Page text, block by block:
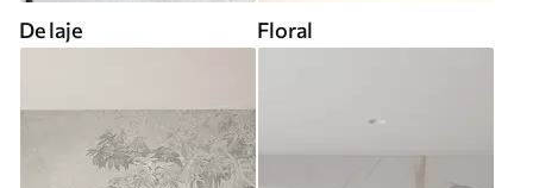
De laje Floral